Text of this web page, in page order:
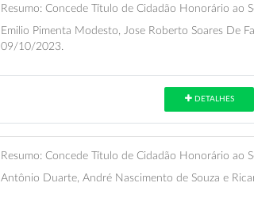
Resumo: Concede Título de Cidadão Honorário ao
Emilio Pimenta Modesto, Jose Roberto Soares De
09/10/2023.
DETALHES
Resumo: Concede Título de Cidadão Honorário ao
Antônio Duarte, André Nascimento de Souza e